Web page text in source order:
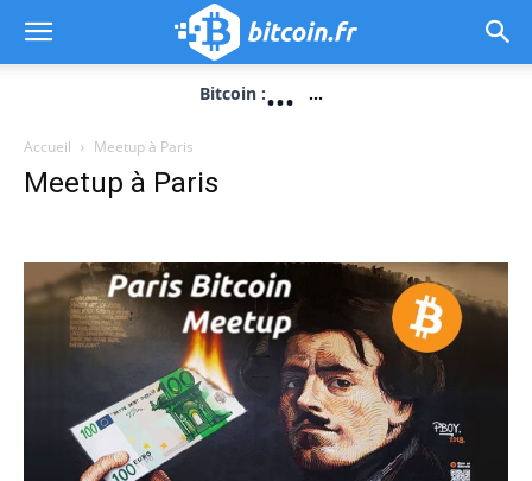
Bitcoin :... ...
Accueil Meetup à Paris
Meetup à Paris